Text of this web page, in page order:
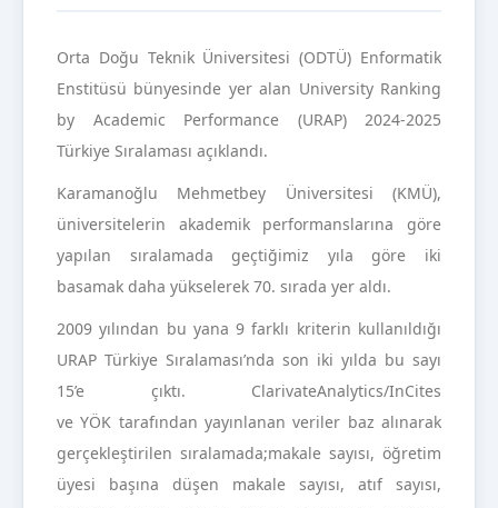
Orta Doğu Teknik Üniversitesi (ODTÜ) Enformatik
Enstitüsü bünyesinde yer alan University Ranking
by Academic Performance (URAP) 2024-2025
Türkiye Sıralaması açıklandı.
Karamanoğlu Mehmetbey Üniversitesi (KMÜ),
üniversitelerin akademik performanslarına göre
yapılan sıralamada geçtiğimiz yıla göre iki
basamak daha yükselerek 70. sırada yer aldı.
2009 yılından bu yana 9 farklı kriterin kullanıldığı
URAP Türkiye Sıralaması’nda son iki yılda bu sayı
15’e çıktı. ClarivateAnalytics/InCites
ve YÖK tarafından yayınlanan veriler baz alınarak
gerçekleştirilen sıralamada;makale sayısı, öğretim
üyesi başına düşen makale sayısı, atıf sayısı,